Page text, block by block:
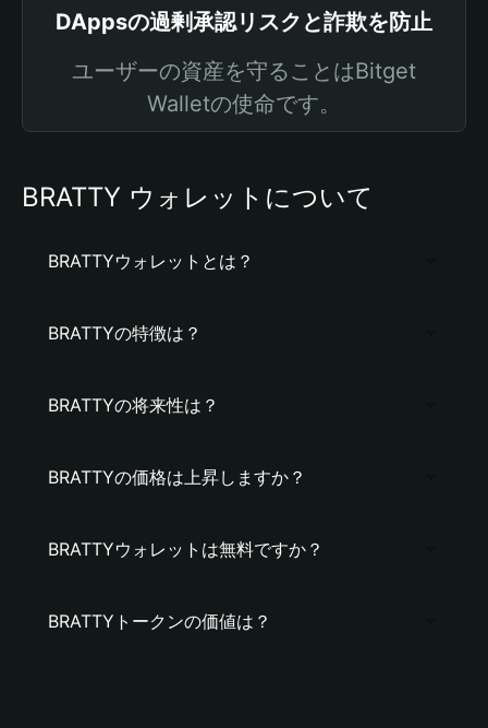
DAppsの過剰承認リスクと詐欺を防止
ユーザーの資産を守ることはBitget
Walletの使命です。
BRATTY ウォレットについて
BRATTYウォレットとは？
BRATTYの特徴は？
BRATTYの将来性は？
BRATTYの価格は上昇しますか？
BRATTYウォレットは無料ですか？
BRATTYトークンの価値は？